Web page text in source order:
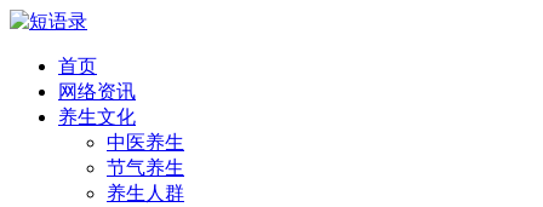
首页
网络资讯
养生文化
中医养生
节气养生
养生人群